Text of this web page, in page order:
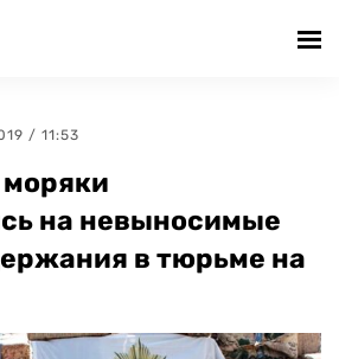
/ 11:53
на невыносимые
в тюрьме на